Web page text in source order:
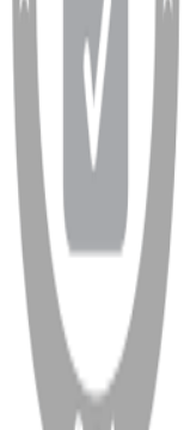
WhatsApp
Copyright
2026